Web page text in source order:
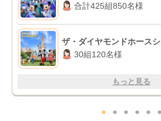
合計425組850名様
ザ・ダイヤモンドホース
30組120名様
もっと見る
● ● ● ● ● ●